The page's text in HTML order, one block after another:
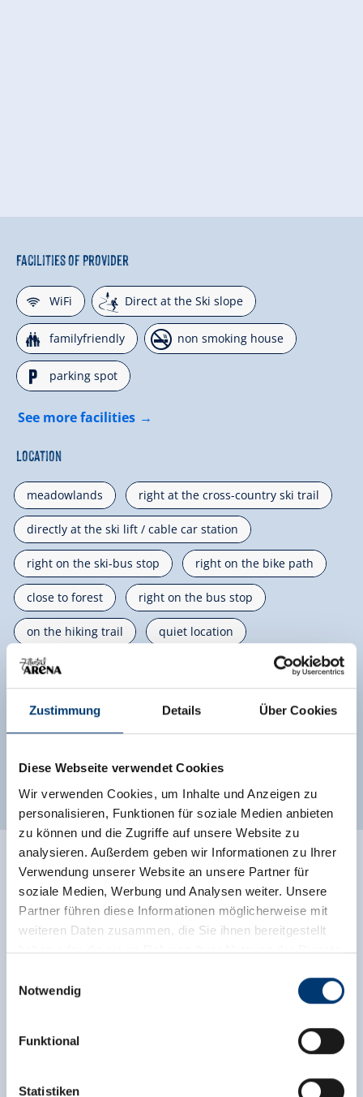
Zustimmung Details Über Cookies
Diese Webseite verwendet Cookies
Wir verwenden Cookies, um Inhalte und Anzeigen zu
personalisieren, Funktionen für soziale Medien anbieten
zu können und die Zugriffe auf unsere Website zu
analysieren. Außerdem geben wir Informationen zu Ihrer
Verwendung unserer Website an unsere Partner für
soziale Medien, Werbung und Analysen weiter. Unsere
Partner führen diese Informationen möglicherweise mit
weiteren Daten zusammen, die Sie ihnen bereitgestellt
haben oder die sie im Rahmen Ihrer Nutzung der Dienste
Rohr 23// A-6280 Zell am Ziller
www.zillertalarena.com
Notwendig
Funktional
Statistiken
Facilities of Provider
🜉WiFi 🞷Direct at the Ski slope
🍺familyfriendly 🏝non smoking house
🐈parking spot
See more facilities
Location
meadowlands right at the cross-country ski trail
directly at the ski lift / cable car station
right on the ski-bus stop right on the bike path
close to forest right on the bus stop
on the hiking trail quiet location
Right on the slope
Ratings
TrustYou collects these ratings and calculates an